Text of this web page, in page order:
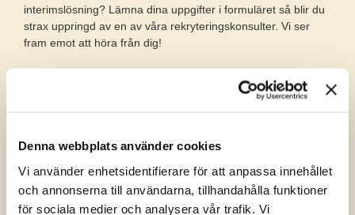
Denna webbplats använder cookies
Vi använder enhetsidentifierare för att anpassa innehållet
och annonserna till användarna, tillhandahålla funktioner
för sociala medier och analysera vår trafik. Vi
interimslösning? Lämna dina uppgifter i formuläret så blir du
strax uppringd av en av våra rekryteringskonsulter. Vi ser
fram emot att höra från dig!